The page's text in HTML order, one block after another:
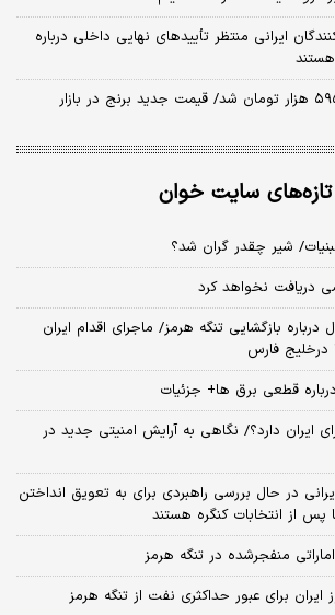
ایرانی منتظر تأییدهای نهایی داخلی درباره
هستند
تازه‌های سایت خوان
شیر چقدر گران شد؟
دریافت نخواهد کرد
درباره بازگشایی تنگه هرمز/ ماجرای اقدام ایران
درخلیج فارس
درباره قطعی برق ها+ جزئیات
ایران دارد؟/ نگاهی به آرایش امنیتی جدید در
در حال بررسی راهبردی برای به تعویق انداختن
پس از انتخابات کنگره هستند
منفجرشده در تنگه هرمز
برای عبور حداکثری نفت از تنگه هرمز